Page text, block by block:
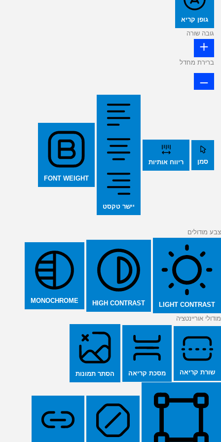
גופן קריא
גובה שורה
ברירת מחדל
סמן ריווח אותיות
יישר טקסט
FONT WEIGHT
צבע מודולים
LIGHT CONTRAST
HIGH CONTRAST
MONOCHROME
מודולי אוריינטציה
שורת קריאה מסכת קריאה הסתר תמונות